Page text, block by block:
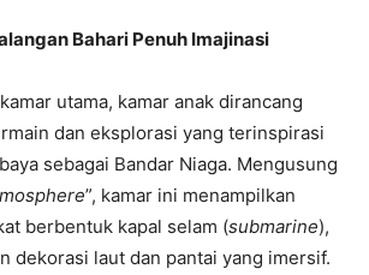
Bahari Penuh Imajinasi
utama, kamar anak dirancang
dan eksplorasi yang terinspirasi
sebagai Bandar Niaga. Mengusung
”, kamar ini menampilkan
berbentuk kapal selam (submarine),
dekorasi laut dan pantai yang imersif.